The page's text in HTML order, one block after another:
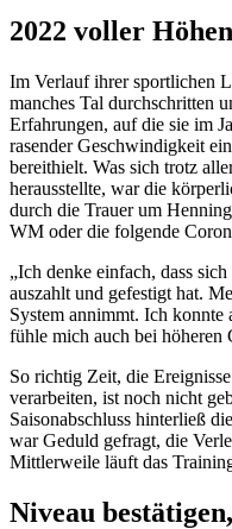
2022 voller
Im Verlauf ihrer sportlichen
manches Tal durchschritten
Erfahrungen, auf die sie im
rasender Geschwindigkeit
bereithielt. Was sich trotz
herausstellte, war die
durch die Trauer um
WM oder die folgende
„Ich denke einfach, dass
auszahlt und gefestigt hat.
System annimmt. Ich
fühle mich auch bei
So richtig Zeit, die
verarbeiten, ist noch nicht
Saisonabschluss hinterließ
war Geduld gefragt, die
Mittlerweile läuft das
Niveau